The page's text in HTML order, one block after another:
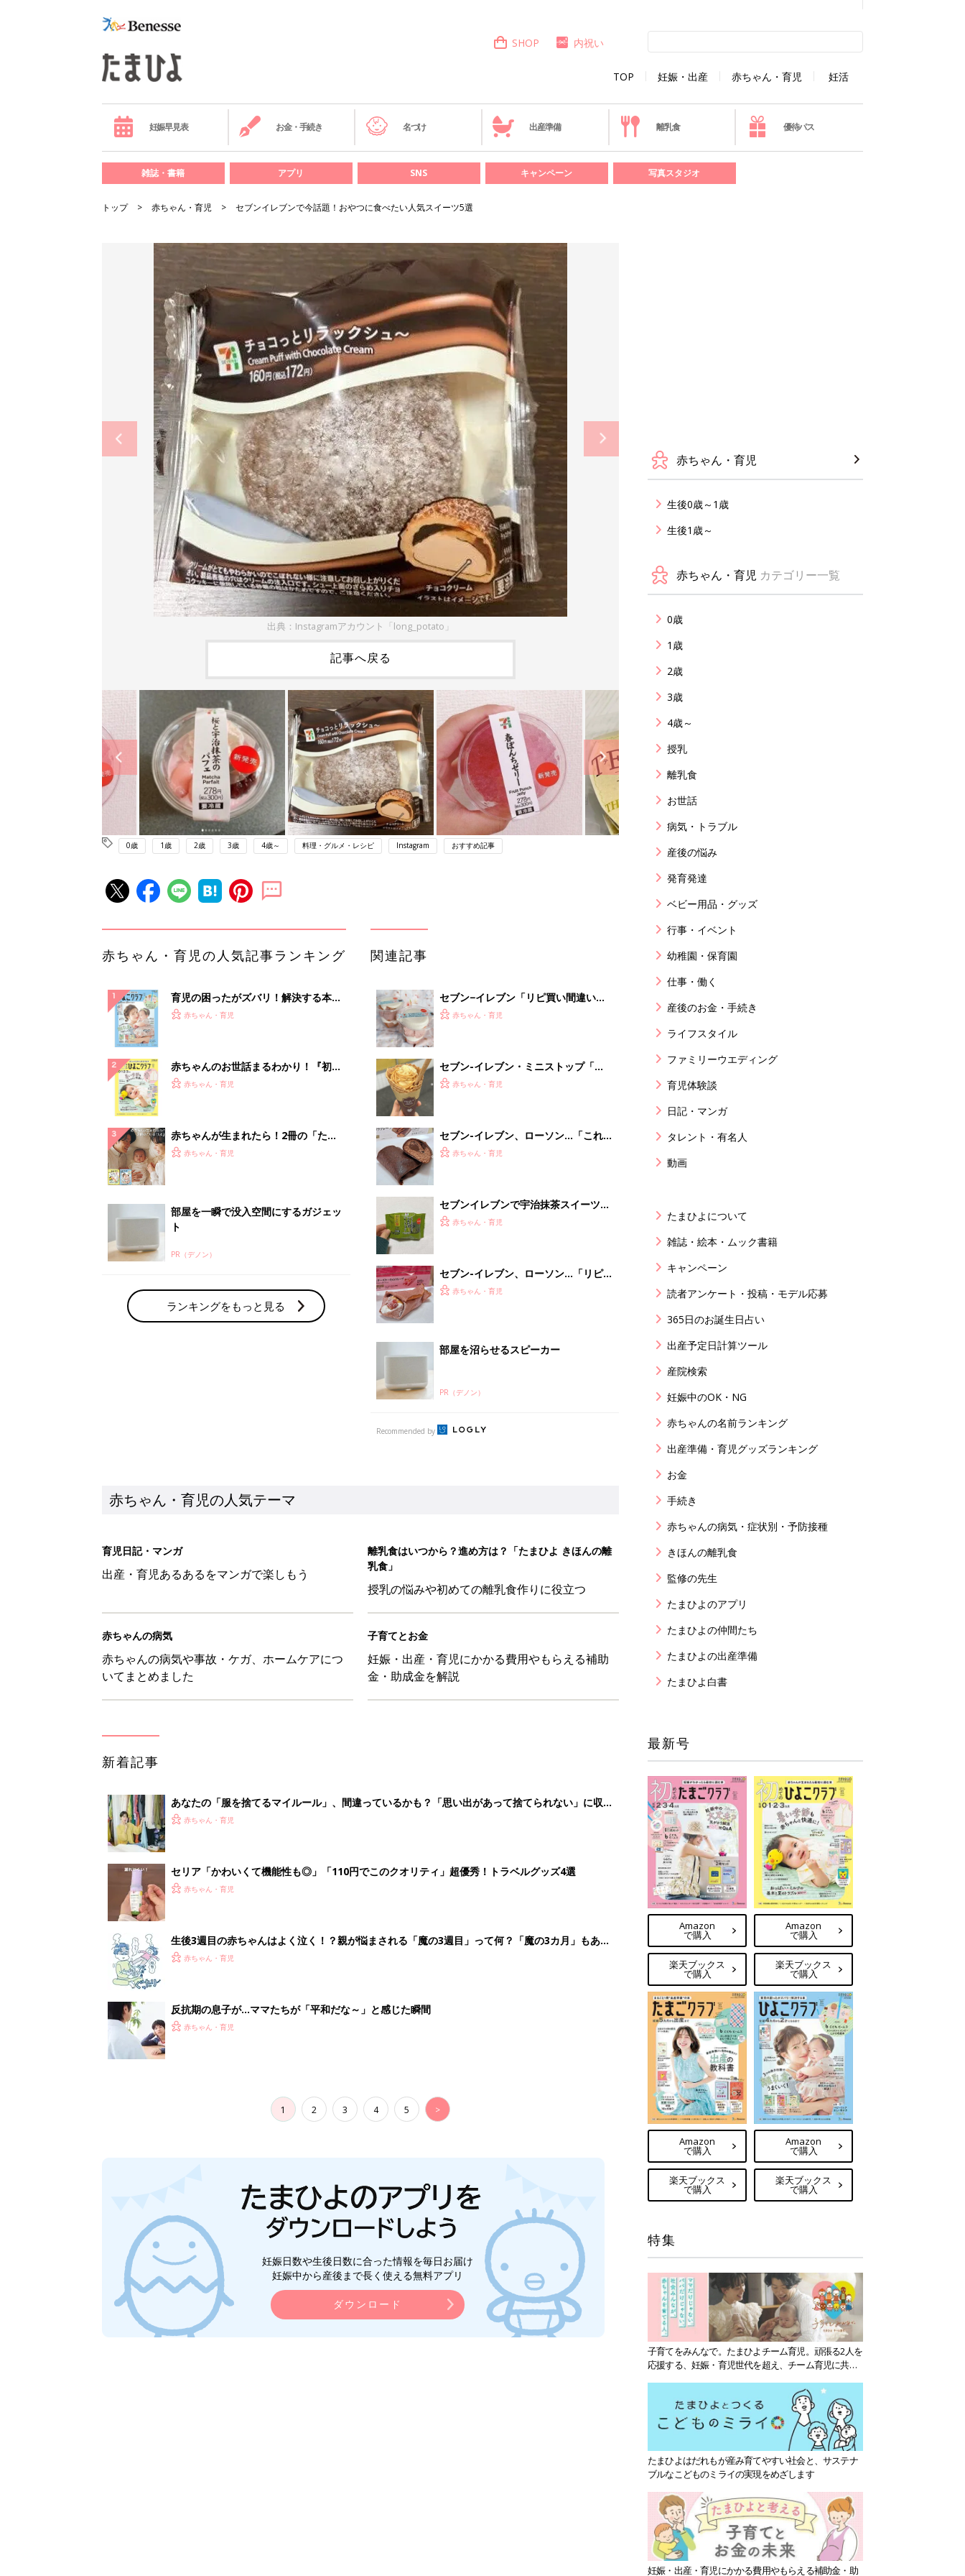
TOP 妊娠・出産 赤ちゃん・育児 妊活
SHOP 内祝い
妊娠早見表 お金・手続き 名づけ 出産準備 離乳食 優待パス
雑誌・書籍 アプリ SNS キャンペーン 写真スタジオ
トップ 赤ちゃん・育児 セブンイレブンで今話題！おやつに食べたい人気スイーツ5選
出典：Instagramアカウント「long_potato」
記事へ戻る
0歳 1歳 2歳 3歳 4歳～ 料理・グルメ・レシピ Instagram おすすめ記事
赤ちゃん・育児の人気記事ランキング
育児の困ったがズバリ！解決する本
『ひよこクラブ 夏号』 4カ月～2才
赤ちゃん・育児
赤ちゃんのお世話まるわかり！『初め
てのひよこクラブ 夏号』〈巻頭大特
赤ちゃん・育児
赤ちゃんが生まれたら！2冊の「たま
ひよ」
赤ちゃん・育児
部屋を一瞬で没入空間にするガジェッ
ト
PR（デノン）
ランキングをもっと見る
関連記事
セブン−イレブン「リピ買い間違いな
しっ！」「ほっと一息つきたいときに
赤ちゃん・育児
セブン-イレブン・ミニストップ「ね
っとり＆なめらかで美味しい！」「リ
赤ちゃん・育児
セブン-イレブン、ローソン…「これ
はリピしたい」「贅沢すぎ」話題のチ
赤ちゃん・育児
セブンイレブンで宇治抹茶スイーツが
今話題！人気商品5選
赤ちゃん・育児
セブン-イレブン、ローソン…「リピ
買い必須」「絶妙なバランスがたまら
赤ちゃん・育児
部屋を沼らせるスピーカー
PR（デノン）
Recommended by
赤ちゃん・育児の人気テーマ
育児日記・マンガ
出産・育児あるあるをマンガで楽しもう
離乳食はいつから？進め方は？「たまひよ きほんの離
乳食」
授乳の悩みや初めての離乳食作りに役立つ
赤ちゃんの病気
赤ちゃんの病気や事故・ケガ、ホームケアにつ
いてまとめました
子育てとお金
妊娠・出産・育児にかかる費用やもらえる補助
金・助成金を解説
新着記事
あなたの「服を捨てるマイルール」、間違っているかも？「思い出があって捨てられない」に収納
スタイリストが喝！
赤ちゃん・育児
セリア「かわいくて機能性も◎」「110円でこのクオリティ」超優秀！トラベルグッズ4選
赤ちゃん・育児
生後3週目の赤ちゃんはよく泣く！？親が悩まされる「魔の3週目」って何？「魔の3カ月」もある
って本当？【専門家】
赤ちゃん・育児
反抗期の息子が...ママたちが「平和だな～」と感じた瞬間
赤ちゃん・育児
1 2 3 4 5 >
妊娠日数や生後日数に合った情報を毎日お届け
妊娠中から産後まで長く使える無料アプリ
ダウンロード
赤ちゃん・育児
生後0歳～1歳
生後1歳～
赤ちゃん・育児 カテゴリー一覧
0歳
1歳
2歳
3歳
4歳～
授乳
離乳食
お世話
病気・トラブル
産後の悩み
発育発達
ベビー用品・グッズ
行事・イベント
幼稚園・保育園
仕事・働く
産後のお金・手続き
ライフスタイル
ファミリーウエディング
育児体験談
日記・マンガ
タレント・有名人
動画
たまひよについて
雑誌・絵本・ムック書籍
キャンペーン
読者アンケート・投稿・モデル応募
365日のお誕生日占い
出産予定日計算ツール
産院検索
妊娠中のOK・NG
赤ちゃんの名前ランキング
出産準備・育児グッズランキング
お金
手続き
赤ちゃんの病気・症状別・予防接種
きほんの離乳食
監修の先生
たまひよのアプリ
たまひよの仲間たち
たまひよの出産準備
たまひよ白書
最新号
Amazon
で購入
楽天ブックス
で購入
Amazon
で購入
楽天ブックス
で購入
Amazon
で購入
楽天ブックス
で購入
Amazon
で購入
楽天ブックス
で購入
特集
子育てをみんなで。たまひよチーム育児。頑張る2人を
応援する、妊娠・育児世代を超え、チーム育児に共感
たまひよはだれもが産み育てやすい社会と、サステナ
ブルなこどものミライの実現をめざします
妊娠・出産・育児にかかる費用やもらえる補助金・助